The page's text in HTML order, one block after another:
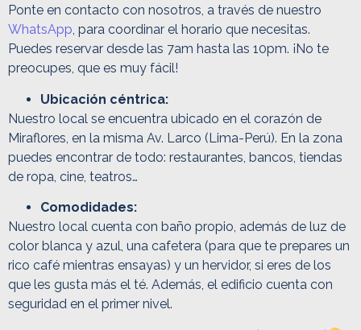
Ponte en contacto con nosotros, a través de nuestro
WhatsApp, para coordinar el horario que necesitas.
Puedes reservar desde las 7am hasta las 10pm. ¡No te
preocupes, que es muy fácil!
Ubicación céntrica:
Nuestro local se encuentra ubicado en el corazón de
Miraflores, en la misma Av. Larco (Lima-Perú). En la zona
puedes encontrar de todo: restaurantes, bancos, tiendas
de ropa, cine, teatros…
Comodidades:
Nuestro local cuenta con baño propio, además de luz de
color blanca y azul, una cafetera (para que te prepares un
rico café mientras ensayas) y un hervidor, si eres de los
que les gusta más el té. Además, el edificio cuenta con
seguridad en el primer nivel.